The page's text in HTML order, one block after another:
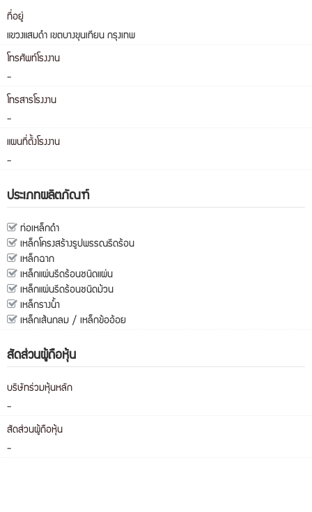
ที่อยู่
แขวงแสมดำ เขตบางขุนเทียน กรุงเทพ
โทรศัพท์โรงงาน
-
โทรสารโรงงาน
-
แผนที่ตั้งโรงงาน
-
ประเภทผลิตภัณฑ์
ท่อเหล็กดำ
เหล็กโครงสร้างรูปพรรณรีดร้อน
เหล็กฉาก
เหล็กแผ่นรีดร้อนชนิดแผ่น
เหล็กแผ่นรีดร้อนชนิดม้วน
เหล็กรางน้ำ
เหล็กเส้นกลม / เหล็กข้ออ้อย
สัดส่วนผู้ถือหุ้น
บริษัทร่วมหุ้นหลัก
-
สัดส่วนผู้ถือหุ้น
-